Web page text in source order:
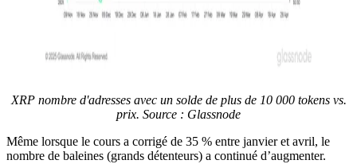
XRP nombre d'adresses avec un solde de plus de 10 000 tokens vs.
prix. Source : Glassnode
Même lorsque le cours a corrigé de 35 % entre janvier et avril, le
nombre de baleines (grands détenteurs) a continué d’augmenter.